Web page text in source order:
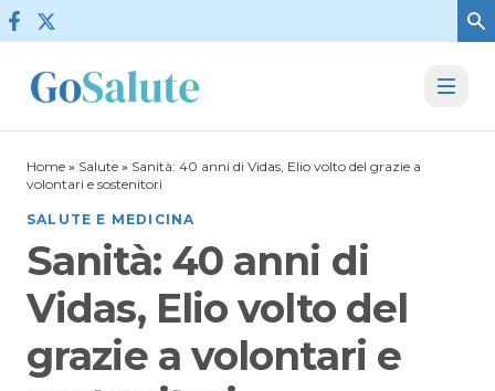
Vai al contenuto
Home » Salute » Sanità: 40 anni di Vidas, Elio volto del grazie a
volontari e sostenitori
SALUTE E MEDICINA
Sanità: 40 anni di
Vidas, Elio volto del
grazie a volontari e